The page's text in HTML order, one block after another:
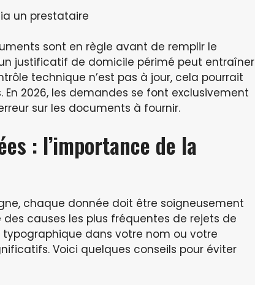
un prestataire
sont en règle avant de remplir le
justificatif de domicile périmé peut entraîner
technique n’est pas à jour, cela pourrait
2026, les demandes se font exclusivement
sur les documents à fournir.
: l’importance de la
chaque donnée doit être soigneusement
des causes les plus fréquentes de rejets de
dans votre nom ou votre
Voici quelques conseils pour éviter